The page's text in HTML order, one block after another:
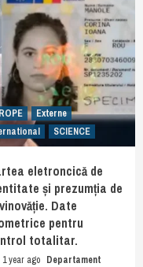
Externe
SCIENCE
eletroncică de
și prezumția de
Date
pentru
totalitar.
1 year ago Departament